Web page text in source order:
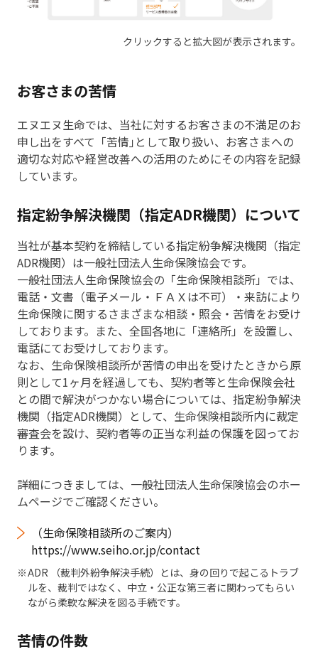
クリックすると拡大図が表示されます。
お客さまの苦情
エヌエヌ生命では、当社に対するお客さまの不満足のお
申し出をすべて「苦情｣として取り扱い、お客さまへの
適切な対応や経営改善への活用のためにその内容を記録
しています。
指定紛争解決機関（指定ADR機関）について
当社が基本契約を締結している指定紛争解決機関（指定
ADR機関）は一般社団法人生命保険協会です。
一般社団法人生命保険協会の「生命保険相談所」では、
電話・文書（電子メール・ＦＡＸは不可）・来訪により
生命保険に関するさまざまな相談・照会・苦情をお受け
しております。また、全国各地に「連絡所」を設置し、
電話にてお受けしております。
なお、生命保険相談所が苦情の申出を受けたときから原
則として1ヶ月を経過しても、契約者等と生命保険会社
との間で解決がつかない場合については、指定紛争解決
機関（指定ADR機関）として、生命保険相談所内に裁定
審査会を設け、契約者等の正当な利益の保護を図ってお
ります。
詳細につきましては、一般社団法人生命保険協会のホー
ムページでご確認ください。
（生命保険相談所のご案内）
https://www.seiho.or.jp/contact
ADR （裁判外紛争解決手続）とは、身の回りで起こるトラブ
ルを、裁判ではなく、中立・公正な第三者に関わってもらい
ながら柔軟な解決を図る手続です。
苦情の件数